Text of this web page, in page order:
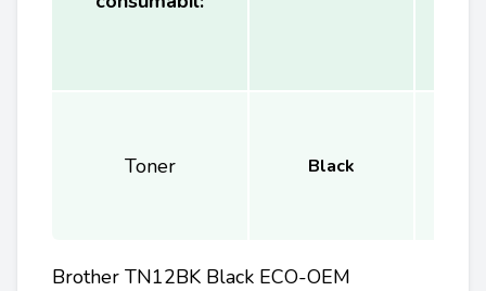
Toner Black
Brother TN12BK Black ECO-OEM